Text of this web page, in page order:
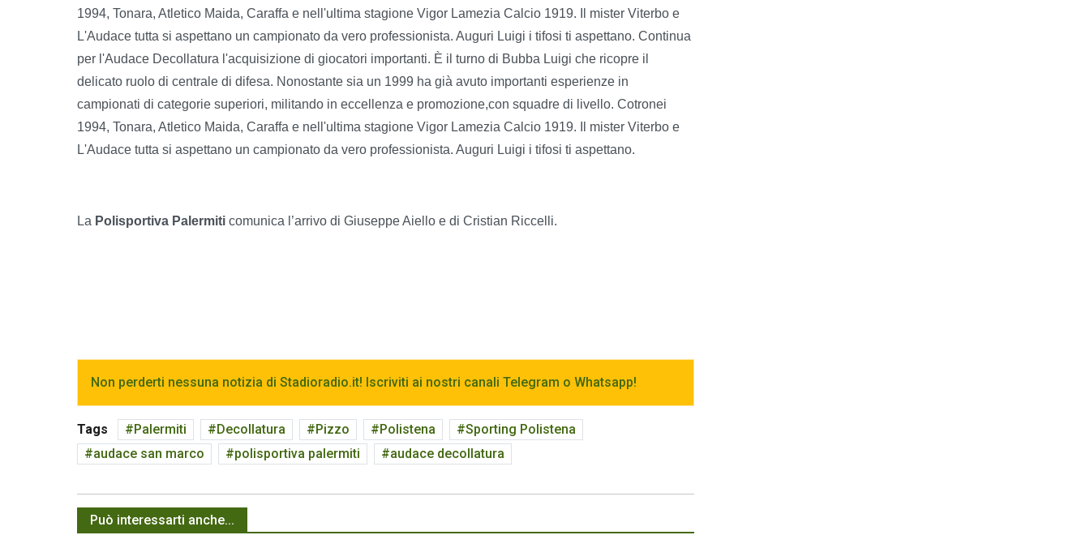
1994, Tonara, Atletico Maida, Caraffa e nell'ultima stagione Vigor Lamezia Calcio 1919. Il mister Viterbo e
L'Audace tutta si aspettano un campionato da vero professionista. Auguri Luigi i tifosi ti aspettano. Continua
per l'Audace Decollatura l'acquisizione di giocatori importanti. È il turno di Bubba Luigi che ricopre il
delicato ruolo di centrale di difesa. Nonostante sia un 1999 ha già avuto importanti esperienze in
campionati di categorie superiori, militando in eccellenza e promozione,con squadre di livello. Cotronei
1994, Tonara, Atletico Maida, Caraffa e nell'ultima stagione Vigor Lamezia Calcio 1919. Il mister Viterbo e
L'Audace tutta si aspettano un campionato da vero professionista. Auguri Luigi i tifosi ti aspettano.
La Polisportiva Palermiti comunica l’arrivo di Giuseppe Aiello e di Cristian Riccelli.
Non perderti nessuna notizia di Stadioradio.it! Iscriviti ai nostri canali Telegram o Whatsapp!
Tags Palermiti Decollatura Pizzo Polistena
Sporting Polistena
audace san marco
polisportiva palermiti audace decollatura
Può interessarti anche...